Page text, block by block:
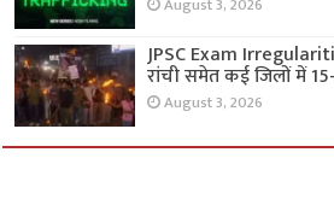
August 3, 2026
JPSC Exam
रांची समेत कई जिलों में
August 3, 2026